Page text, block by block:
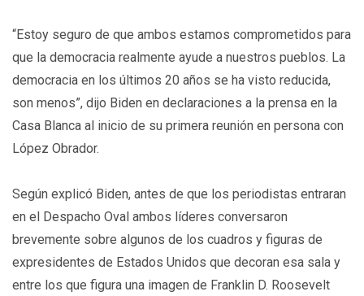
“Estoy seguro de que ambos estamos comprometidos para
que la democracia realmente ayude a nuestros pueblos. La
democracia en los últimos 20 años se ha visto reducida,
son menos”, dijo Biden en declaraciones a la prensa en la
Casa Blanca al inicio de su primera reunión en persona con
López Obrador.
Según explicó Biden, antes de que los periodistas entraran
en el Despacho Oval ambos líderes conversaron
brevemente sobre algunos de los cuadros y figuras de
expresidentes de Estados Unidos que decoran esa sala y
entre los que figura una imagen de Franklin D. Roosevelt